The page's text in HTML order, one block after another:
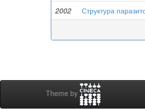
2002
Структура
Theme by